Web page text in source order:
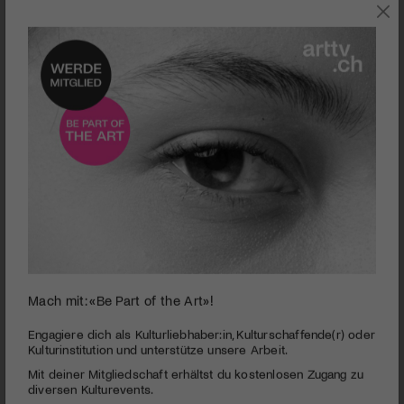
VOLK
seconds
minutes,
28
Klangfest 2026: Wo Musik entsteht und gelebt wird
PUBLIZIERT AM 29. MAI 2026
Mach mit: «Be Part of the Art»!
Engagiere dich als Kulturliebhaber:in, Kulturschaffende(r) oder
Kulturinstitution und unterstütze unsere Arbeit.
Mit deiner Mitgliedschaft erhältst du kostenlosen Zugang zu
diversen Kulturevents.